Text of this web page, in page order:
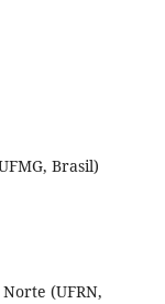
Brasil)
(UFRN,